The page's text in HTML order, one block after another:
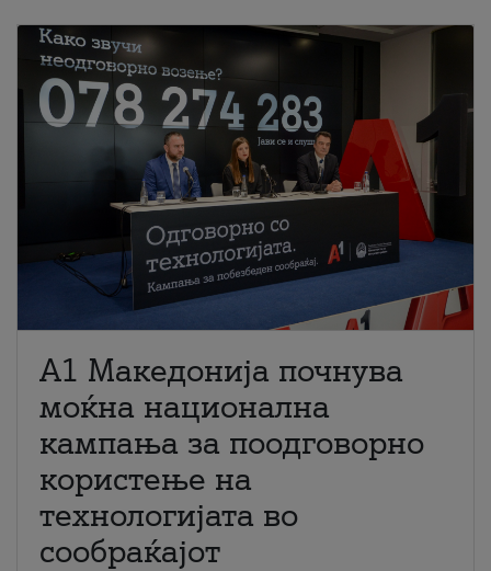
A1 Македонија почнува
моќна национална
кампања за поодговорно
користење на
технологијата во
сообраќајот